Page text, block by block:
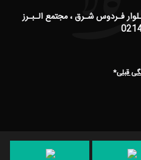
فـردوس شـرق ، مجتمع الـبـرز
قبلی*